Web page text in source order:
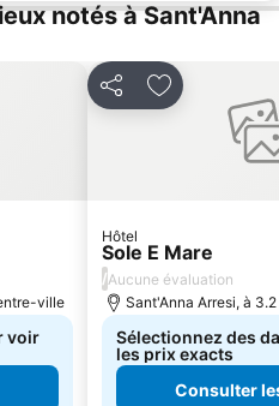
Villaggio Ipogeo
Miniera di Nebida
Amphithéâtre Romain de Cagliari
notés à Sant'Anna
ville
voir
PartagerAjouter à
Hôtel
Sole E Mare
/Aucune évaluation
Sant'Anna Arresi, à
Sélectionnez des
les prix exacts
Consulter